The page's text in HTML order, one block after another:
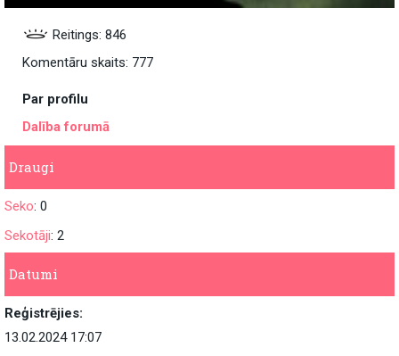
Reitings: 846
Komentāru skaits: 777
Par profilu
Dalība forumā
Draugi
Seko: 0
Sekotāji: 2
Datumi
Reģistrējies:
13.02.2024 17:07